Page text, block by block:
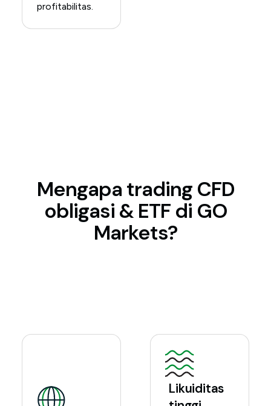
profitabilitas.
Mengapa trading CFD
obligasi & ETF di GO
Markets?
Likuiditas